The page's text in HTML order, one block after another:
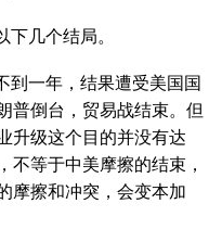
下几个结局。
到一年，结果遭受美国国
普倒台，贸易战结束。但
升级这个目的并没有达
不等于中美摩擦的结束，
摩擦和冲突，会变本加